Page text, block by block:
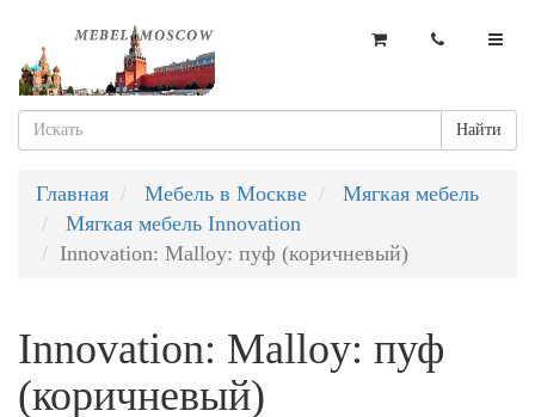
Найти
Главная Мебель в Москве
Мягкая мебель
Мягкая мебель Innovation
Innovation: Malloy: пуф (коричневый)
Innovation: Malloy: пуф
(коричневый)